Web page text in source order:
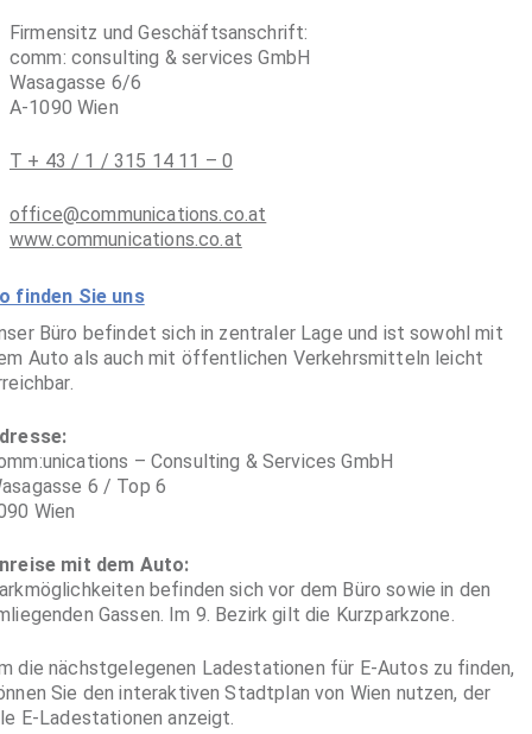
Firmensitz und Geschäftsanschrift:
comm: consulting & services GmbH
Wasagasse 6/6
A-1090 Wien
T + 43 / 1 / 315 14 11 – 0
office@communications.co.at
www.communications.co.at
finden Sie uns
Büro befindet sich in zentraler Lage und ist sowohl mit
Auto als auch mit öffentlichen Verkehrsmitteln leicht
– Consulting & Services GmbH
6 / Top 6
Wien
mit dem Auto:
befinden sich vor dem Büro sowie in den
Gassen. Im 9. Bezirk gilt die Kurzparkzone.
die nächstgelegenen Ladestationen für E-Autos zu finden,
Sie den interaktiven Stadtplan von Wien nutzen, der
E-Ladestationen anzeigt.